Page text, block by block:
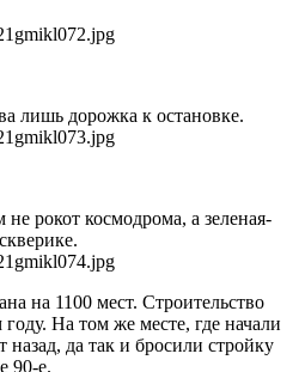
лишь дорожка к остановке.
рокот космодрома, а зеленая-
на 1100 мест. Строительство
На том же месте, где начали
назад, да так и бросили стройку
90-е.